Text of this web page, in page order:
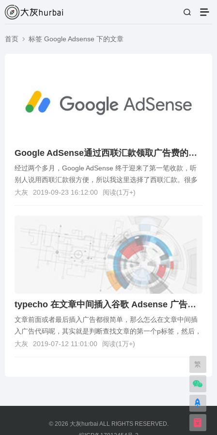
首页 标签 Google Adsense 下的文章
Google AdSense通过西联汇款领取广告费的方法
经过两个多月，Google AdSense 终于迎来了第一笔收款，听
别人说用西联汇款很方便，所以我这里选择了西联汇款。很多
人都不知道西联汇款，甚至没听说过西联汇...
大灰 2019-09-23 16:12:00 阅读(1万+)
typecho 在文章中间插入谷歌 Adsense 广告代码
文章前面或者最后插入广告都很简单，那么怎么在文章中间插
入广告代码呢，其实就是判断查找文章的第一个p标签，然后，
插入代码。直接上代码，然后将代码复制到主题目录下的...
大灰 2019-07-12 11:01:00 阅读(1万+)
© 2026 大灰hurbai ALL RIGHTS RESERVED.
繁